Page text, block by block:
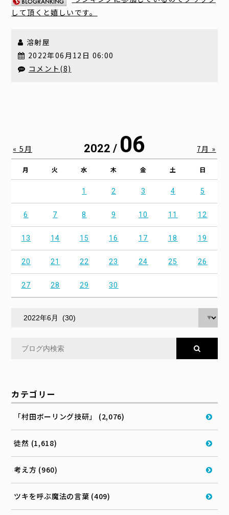
して頂くと嬉しいです。
溶射屋
2022年06月12日 06:00
コメント(8)
2022 / 06
月 火 水 木 金 土 日
1 2 3 4 5
6 7 8 9 10 11 12
13 14 15 16 17 18 19
20 21 22 23 24 25 26
27 28 29 30
« 5月 7月 »
カテゴリー
「村田ボーリング技研」 (2,076)
徒然 (1,618)
考え方 (960)
ツキを呼ぶ魔法の言葉 (409)